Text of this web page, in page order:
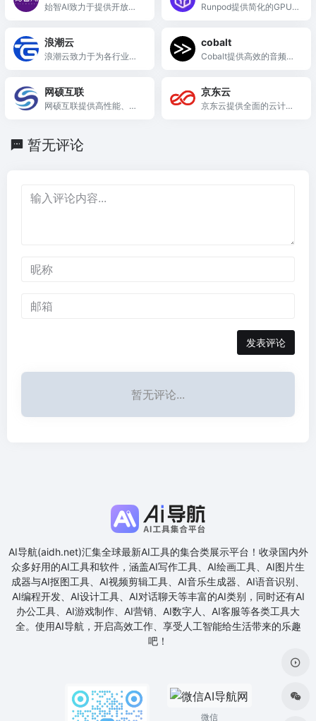
始智AI致力于提供开放的A
Runpod提供简化的GPU
型。
浪潮云
浪潮云致力于为各行业提
cobalt
Cobalt提供高效的音频设
网硕互联
网硕互联提供高性能、灵
网站。
京东云
京东云提供全面的云计算
暂无评论
发表评论
暂无评论...
AI导航(aidh.net)汇集全球最新AI工具的集合类展示平台！收录国内外
众多好用的AI工具和软件，涵盖AI写作工具、AI绘画工具、AI图片生
成器与AI抠图工具、AI视频剪辑工具、AI音乐生成器、AI语音识别、
AI编程开发、AI设计工具、AI对话聊天等丰富的AI类别，同时还有AI
办公工具、AI游戏制作、AI营销、AI数字人、AI客服等各类工具大
全。使用AI导航，开启高效工作、享受人工智能给生活带来的乐趣
吧！
微信